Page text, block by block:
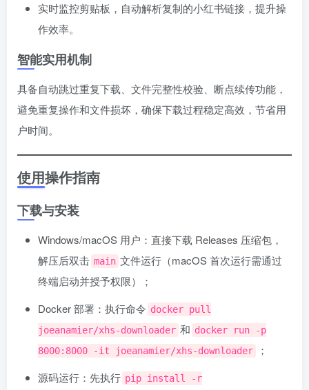
实时监控剪贴板，自动解析复制的小红书链接，提升操
作效率。
智能实用机制
具备自动跳过重复下载、文件完整性校验、断点续传功能，
避免重复操作和文件损坏，确保下载过程稳定高效，节省用
户时间。
使用操作指南
下载与安装
Windows/macOS 用户：直接下载 Releases 压缩包，
解压后双击 main 文件运行（macOS 首次运行需通过
终端启动并授予权限）；
Docker 部署：执行命令 docker pull
joeanamier/xhs-downloader 和 docker run -p
8000:8000 -it joeanamier/xhs-downloader
；
源码运行：先执行 pip install -r